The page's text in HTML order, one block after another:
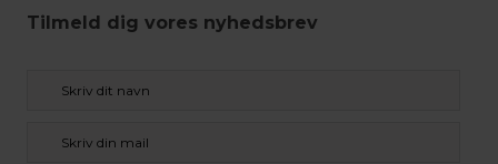
Tilmeld dig vores nyhedsbrev